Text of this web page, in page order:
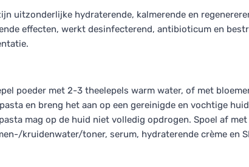
uitzonderlijke hydraterende, kalmerende en
effecten, werkt desinfecterend, antibioticum en
poeder met 2-3 theelepels warm water, of met
en breng het aan op een gereinigde en vochtige
mag op de huid niet volledig opdrogen. Spoel af met
kruidenwater/toner, serum, hydraterende crème en